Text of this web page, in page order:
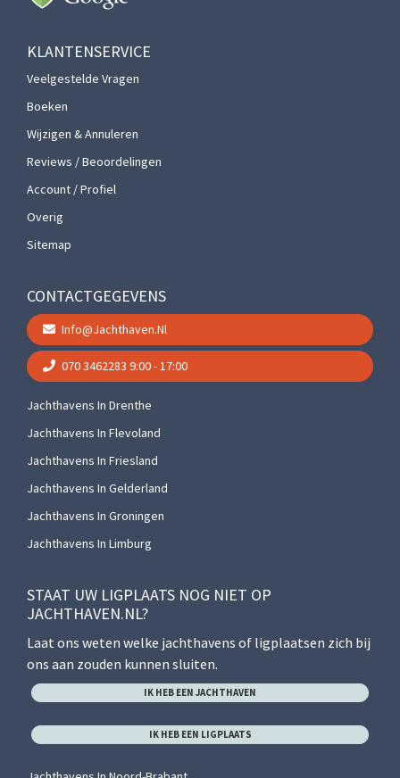
KLANTENSERVICE
Veelgestelde Vragen
Boeken
Wijzigen & Annuleren
Reviews / Beoordelingen
Account / Profiel
Overig
Sitemap
CONTACTGEGEVENS
Info@jachthaven.nl
070 3462283 9:00 - 17:00
Jachthavens In Drenthe
Jachthavens In Flevoland
Jachthavens In Friesland
Jachthavens In Gelderland
Jachthavens In Groningen
Jachthavens In Limburg
STAAT UW LIGPLAATS NOG NIET OP
JACHTHAVEN.NL?
Laat ons weten welke jachthavens of ligplaatsen zich bij
ons aan zouden kunnen sluiten.
IK HEB EEN JACHTHAVEN
IK HEB EEN LIGPLAATS